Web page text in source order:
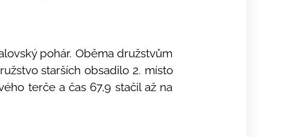
pohár. Oběma družstvům
starších obsadilo 2. místo
terče a čas 67,9 stačil až na